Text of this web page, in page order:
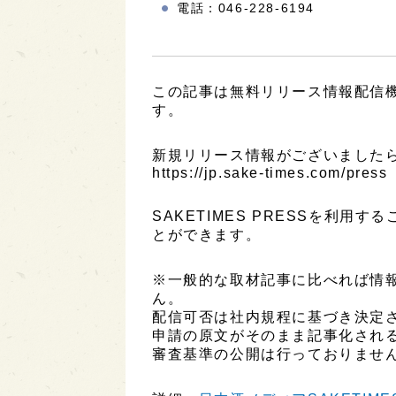
電話：046‐228‐6194
この記事は無料リリース情報配
す。
新規リリース情報がございました
https://jp.sake-times.com/press
SAKETIMES PRESSを利用する
とができます。
※一般的な取材記事に比べれば情
ん。
配信可否は社内規程に基づき決定
申請の原文がそのまま記事化され
審査基準の公開は行っておりませ